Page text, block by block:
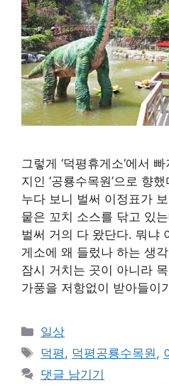
그렇게 ‘덕평휴게소‘에서
지인 ‘공룡수목원’으로 향
누다 보니 벌써 이정표가
뭍은 꼬치 소스를 닦고 있
벌써 거의 다 왔단다. 뭐냐
게소에 왜 들렀나 하는 생
잠시 거치는 곳이 아니라
가풍을 저항없이 받아들
카
테
고
리
일상
태
그
덕평 , 덕평공룡수목원 ,
댓글 남기기